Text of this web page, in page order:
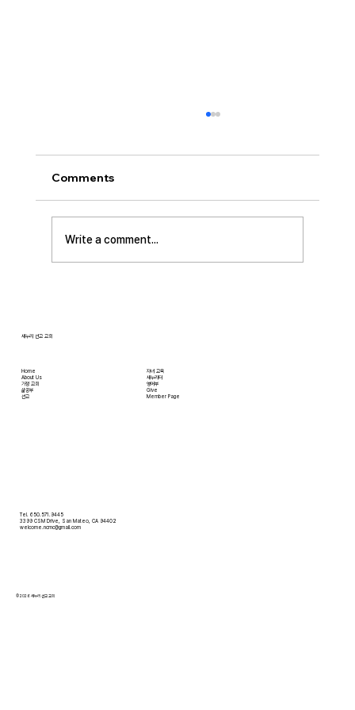
오늘날 성도로서 올바른 신앙생활을 하는 데 걸
림돌이 되는 세 가지가 있습니다. 첫째는 안일주
의입니다. 산업혁명 이후 급속도로 발전한 물질
문명은 우리의 삶을 매우 편리하게 만들어 주었
Comments
Write a comment...
Home
About Us
​가정 교회
​삶공부
​선교
자녀 교육
새누리터
영어부
Give
Member Page
Tel. 650.571.9445
3399 CSM Drive, San Mateo, CA 94402
welcome.ncmc@gmail.com
© 2026 새누리 선교 교회
새누리 선교 교회